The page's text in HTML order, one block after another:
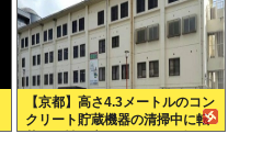
【京都】高さ4.3メートルのコン
クリート貯蔵機器の清掃中に転